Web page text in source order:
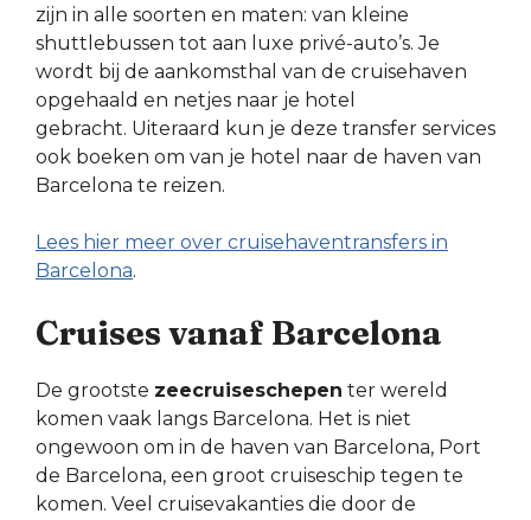
zijn in alle soorten en maten: van kleine
shuttlebussen tot aan luxe privé-auto’s. Je
wordt bij de aankomsthal van de cruisehaven
opgehaald en netjes naar je hotel
gebracht. Uiteraard kun je deze transfer services
ook boeken om van je hotel naar de haven van
Barcelona te reizen.
Lees hier meer over cruisehaventransfers in
Barcelona.
Cruises vanaf Barcelona
De grootste zeecruiseschepen ter wereld
komen vaak langs Barcelona. Het is niet
ongewoon om in de haven van Barcelona, Port
de Barcelona, een groot cruiseschip tegen te
komen. Veel cruisevakanties die door de